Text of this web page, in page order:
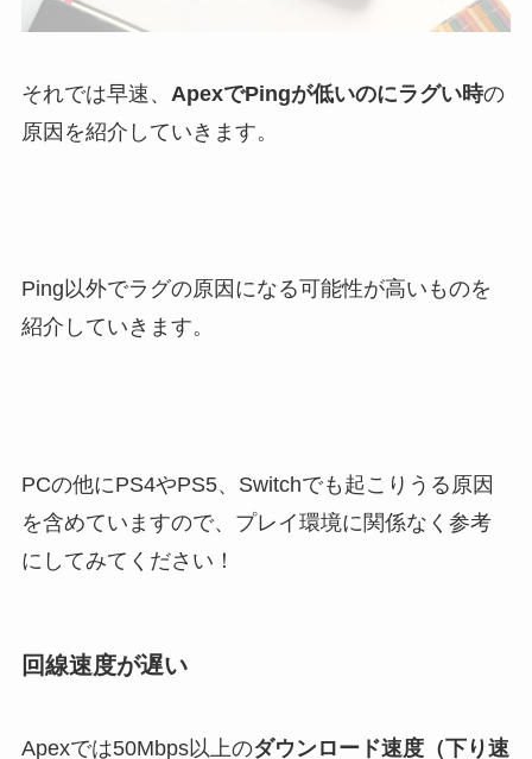
それでは早速、 ApexでPingが低いのにラグい時の
原因を紹介していきます。
Ping以外でラグの原因になる可能性が高いものを
紹介していきます。
PCの他にPS4やPS5、Switchでも起こりうる原因
を含めていますので、プレイ環境に関係なく参考
にしてみてください！
回線速度が遅い
Apexでは50Mbps以上のダウンロード速度（下り速